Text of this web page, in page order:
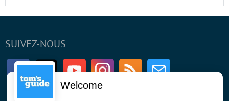
SUIVEZ-NOUS
FacebookTwitter Youtube InstagramRSS Newsletter
Welcome